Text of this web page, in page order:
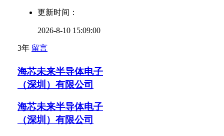
更新时间：
2026-8-10 15:09:00
3年 留言
海芯未来半导体电子
（深圳）有限公司
海芯未来半导体电子
（深圳）有限公司